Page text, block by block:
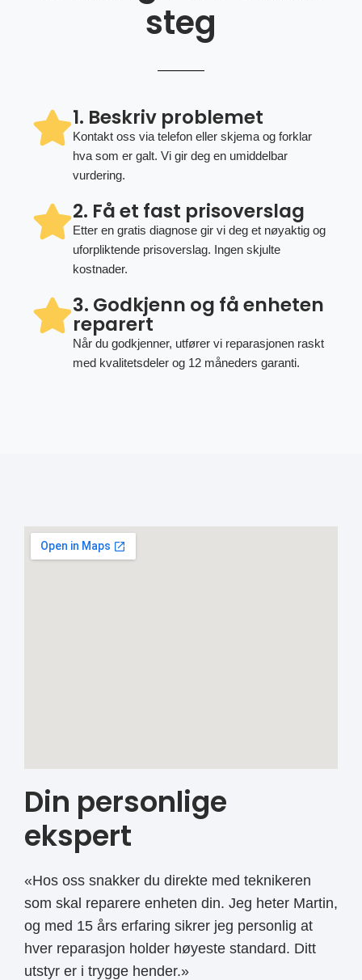
steg
1. Beskriv problemet
Kontakt oss via telefon eller skjema og forklar
hva som er galt. Vi gir deg en umiddelbar
vurdering.
2. Få et fast prisoverslag
Etter en gratis diagnose gir vi deg et nøyaktig og
uforpliktende prisoverslag. Ingen skjulte
kostnader.
3. Godkjenn og få enheten
reparert
Når du godkjenner, utfører vi reparasjonen raskt
med kvalitetsdeler og 12 måneders garanti.
Din personlige
ekspert
«Hos oss snakker du direkte med teknikeren
som skal reparere enheten din. Jeg heter Martin,
og med 15 års erfaring sikrer jeg personlig at
hver reparasjon holder høyeste standard. Ditt
utstyr er i trygge hender.»